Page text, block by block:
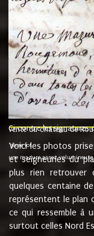
"l'an mil six cent
nommé fut présent
vend, purement
et chavannes
que le dit seigneur
de la Velliere tout
présent......"
suivent les rentes,
Ci contre les signatures
vente du château de
"3ème lot
une mazure assez
Voici les photos
et seigneuries du
plus rien retrouver
quelques centaine
représentent le plan
ce qui ressemble à
surtout celles Nord